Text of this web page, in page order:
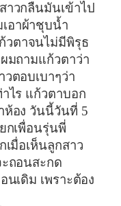
าวกลืนมันเข้าไป
อาผ้าชุบน้ำ
วตาจนไม่มีพิรุธ
มถามแก้วตาว่า
วตอบเบาๆว่า
ไร แก้วตาบอก
ห้อง วันนี้วันที่ 5
กเพื่อนรุ่นพี่
เมื่อเห็นลูกสาว
ะถอนสะกด
นเดิม เพราะต้อง